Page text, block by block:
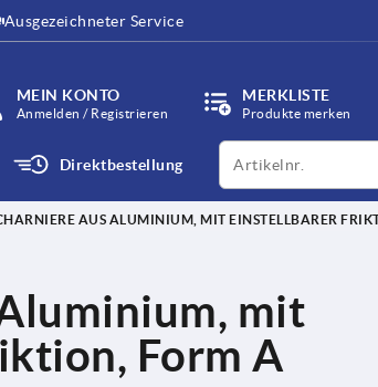
Ausgezeichneter Service
MEIN KONTO
Anmelden / Registrieren
MERKLISTE
Produkte merken
Direktbestellung
productCode
AUS ALUMINIUM, MIT EINSTELLBARER
mit
Form A